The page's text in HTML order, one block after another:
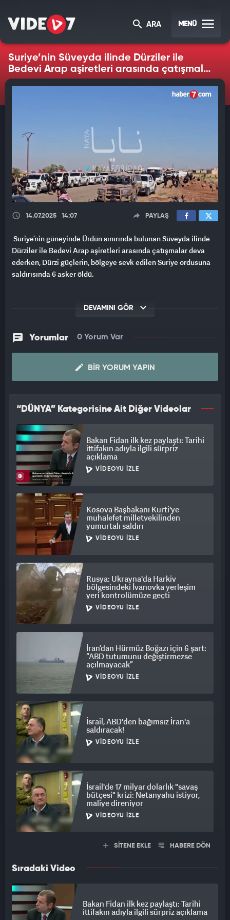
ARA MENÜ
Suriye’nin Süveyda ilinde Dürziler ile
Bedevi Arap aşiretleri arasında çatışmalar
sürüyor
14.07.2025 14:07 PAYLAŞ
Suriye’nin güneyinde Ürdün sınırında bulunan Süveyda ilinde
Dürziler ile Bedevi Arap aşiretleri arasında çatışmalar deva
ederken, Dürzi güçlerin, bölgeye sevk edilen Suriye ordusuna
saldırısında 6 asker öldü.
DEVAMINI GÖR
Yorumlar 0 Yorum Var
BIR YORUM YAPIN
“DÜNYA” Kategorisine Ait Diğer Videolar
Bakan Fidan ilk kez paylaştı: Tarihi
ittifakın adıyla ilgili sürpriz
açıklama
VIDEOYU İZLE
Kosova Başbakanı Kurti'ye
muhalefet milletvekilinden
yumurtalı saldırı
VIDEOYU İZLE
Rusya: Ukrayna'da Harkiv
bölgesindeki İvanovka yerleşim
yeri kontrolümüze geçti
VIDEOYU İZLE
İran’dan Hürmüz Boğazı için 6 şart:
“ABD tutumunu değiştirmezse
açılmayacak”
VIDEOYU İZLE
İsrail, ABD'den bağımsız İran'a
saldıracak!
VIDEOYU İZLE
İsrail'de 17 milyar dolarlık "savaş
bütçesi" krizi: Netanyahu istiyor,
maliye direniyor
VIDEOYU İZLE
SİTENE EKLE HABERE DÖN
Sıradaki Video
Bakan Fidan ilk kez paylaştı: Tarihi
ittifakın adıyla ilgili sürpriz açıklama